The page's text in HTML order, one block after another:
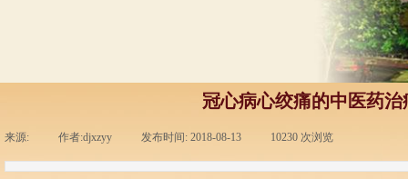
冠心病心绞痛的中医药
来源: 作者:djxzyy 发布时间: 2018-08-13 10230 次浏览